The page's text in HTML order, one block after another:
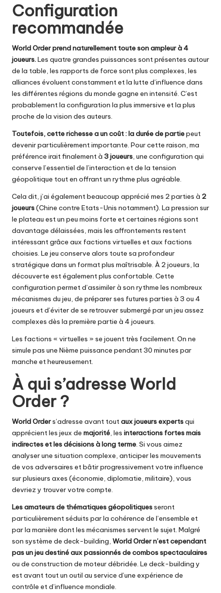
Configuration
recommandée
World Order prend naturellement toute son ampleur à 4
joueurs.Les quatre grandes puissances sont présentes autour
de la table, les rapports de force sont plus complexes, les
alliances évoluent constamment et la lutte d’influence dans
les différentes régions du monde gagne en intensité. C’est
probablement la configuration la plus immersive et la plus
proche de la vision des auteurs.
Toutefois, cette richesse a un coût : la durée de partiepeut
devenir particulièrement importante. Pour cette raison, ma
préférence irait finalement à 3 joueurs, une configuration qui
conserve l’essentiel de l’interaction et de la tension
géopolitique tout en offrant un rythme plus agréable.
Cela dit, j’ai également beaucoup apprécié mes 2 parties à 2
joueurs(Chine contre Etats-Unis notamment). La pression sur
le plateau est un peu moins forte et certaines régions sont
davantage délaissées, mais les affrontements restent
intéressant grâce aux factions virtuelles et aux factions
choisies. Le jeu conserve alors toute sa profondeur
stratégique dans un format plus maîtrisable. À 2 joueurs, la
découverte est également plus confortable. Cette
configuration permet d’assimiler à son rythme les nombreux
mécanismes du jeu, de préparer ses futures parties à 3 ou 4
joueurs et d’éviter de se retrouver submergé par un jeu assez
complexes dès la première partie à 4 joueurs.
Les factions « virtuelles » se jouent très facilement. On ne
simule pas une Nième puissance pendant 30 minutes par
manche et heureusement.
À qui s’adresse World
Order ?
World Orders’adresse avant toutaux joueurs expertsqui
apprécient les jeux de majorité, les interactions fortes mais
indirectes et les décisions à long terme. Si vous aimez
analyser une situation complexe, anticiper les mouvements
de vos adversaires et bâtir progressivement votre influence
sur plusieurs axes (économie, diplomatie, militaire), vous
devriez y trouver votre compte.
Les amateurs de thématiques géopolitiquesseront
particulièrement séduits par la cohérence de l’ensemble et
par la manière dont les mécanismes servent le sujet. Malgré
son système de deck-building, World Order n’est cependant
pas un jeu destiné aux passionnés de combos spectaculaires
ou de construction de moteur débridée. Le deck-building y
est avant tout un outil au service d’une expérience de
contrôle et d’influence mondiale.